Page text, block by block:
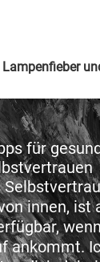
für
innen, ist
ankommt.